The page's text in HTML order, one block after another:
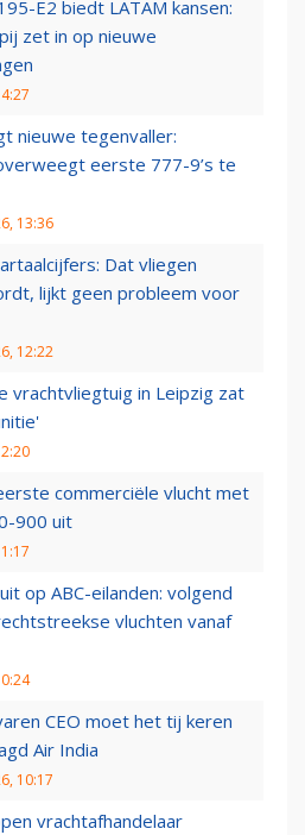
E2 biedt LATAM kansen:
zet in op nieuwe
nieuwe tegenvaller:
eerste 777-9’s te
13:36
Dat vliegen
lijkt geen probleem voor
12:22
vrachtvliegtuig in Leipzig zat
commerciële vlucht met
900 uit
op ABC-eilanden: volgend
vluchten vanaf
CEO moet het tij keren
Air India
10:17
vrachtafhandelaar